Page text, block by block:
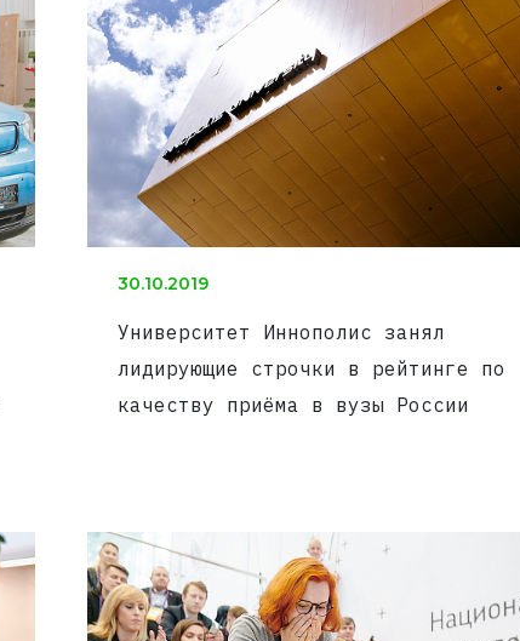
30.10.2019
Университет Иннополис занял
лидирующие строчки в рейтинге по
качеству приёма в вузы России